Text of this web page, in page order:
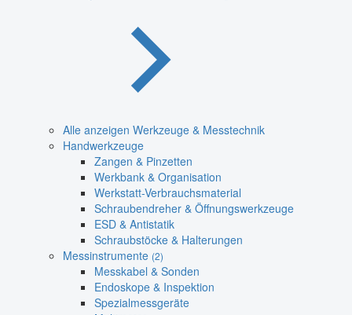
Alle anzeigen Werkzeuge & Messtechnik
Handwerkzeuge
Zangen & Pinzetten
Werkbank & Organisation
Werkstatt-Verbrauchsmaterial
Schraubendreher & Öffnungswerkzeuge
ESD & Antistatik
Schraubstöcke & Halterungen
Messinstrumente (2)
Messkabel & Sonden
Endoskope & Inspektion
Spezialmessgeräte